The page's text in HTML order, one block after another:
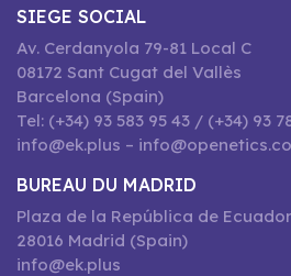
SIEGE SOCIAL
Av. Cerdanyola 79-81 Local C
08172 Sant Cugat del Vallès
Barcelona (Spain)
Tel: (+34) 93 583 95 43 / (+34) 93
info@ek.plus –
BUREAU DU MADRID
Plaza de la República de
28016 Madrid (Spain)
info@ek.plus